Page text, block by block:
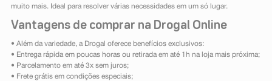
muito mais. Ideal para resolver várias necessidades em um só lugar.
Vantagens de comprar na Drogal Online
• Além da variedade, a Drogal oferece benefícios exclusivos:
• Entrega rápida em poucas horas ou retirada em até 1h na loja mais próxima;
• Parcelamento em até 3x sem juros;
• Frete grátis em condições especiais;